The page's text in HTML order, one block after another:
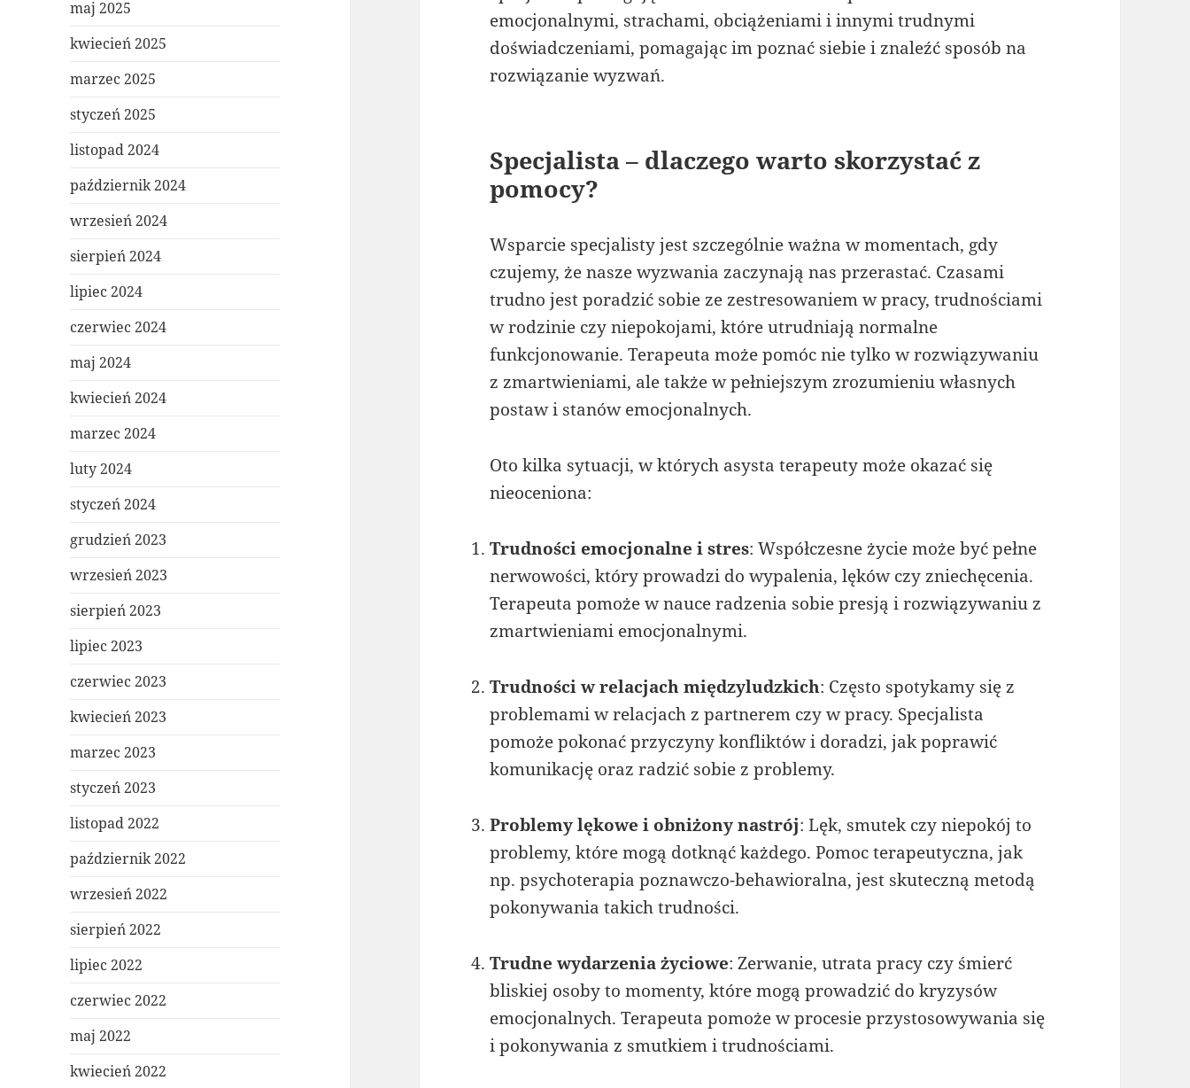
maj 2025
kwiecień 2025
marzec 2025
styczeń 2025
listopad 2024
październik 2024
wrzesień 2024
sierpień 2024
lipiec 2024
czerwiec 2024
maj 2024
kwiecień 2024
marzec 2024
luty 2024
styczeń 2024
grudzień 2023
wrzesień 2023
sierpień 2023
lipiec 2023
czerwiec 2023
kwiecień 2023
marzec 2023
styczeń 2023
listopad 2022
październik 2022
wrzesień 2022
sierpień 2022
lipiec 2022
czerwiec 2022
maj 2022
kwiecień 2022
emocjonalnymi, strachami, obciążeniami i innymi trudnymi
doświadczeniami, pomagając im poznać siebie i znaleźć sposób na
rozwiązanie wyzwań.
Specjalista – dlaczego warto skorzystać z
pomocy?
Wsparcie specjalisty jest szczególnie ważna w momentach, gdy
czujemy, że nasze wyzwania zaczynają nas przerastać. Czasami
trudno jest poradzić sobie ze zestresowaniem w pracy, trudnościami
w rodzinie czy niepokojami, które utrudniają normalne
funkcjonowanie. Terapeuta może pomóc nie tylko w rozwiązywaniu
z zmartwieniami, ale także w pełniejszym zrozumieniu własnych
postaw i stanów emocjonalnych.
Oto kilka sytuacji, w których asysta terapeuty może okazać się
nieoceniona:
Trudności emocjonalne i stres: Współczesne życie może być pełne
nerwowości, który prowadzi do wypalenia, lęków czy zniechęcenia.
Terapeuta pomoże w nauce radzenia sobie presją i rozwiązywaniu z
zmartwieniami emocjonalnymi.
Trudności w relacjach międzyludzkich: Często spotykamy się z
problemami w relacjach z partnerem czy w pracy. Specjalista
pomoże pokonać przyczyny konfliktów i doradzi, jak poprawić
komunikację oraz radzić sobie z problemy.
Problemy lękowe i obniżony nastrój: Lęk, smutek czy niepokój to
problemy, które mogą dotknąć każdego. Pomoc terapeutyczna, jak
np. psychoterapia poznawczo-behawioralna, jest skuteczną metodą
pokonywania takich trudności.
Trudne wydarzenia życiowe: Zerwanie, utrata pracy czy śmierć
bliskiej osoby to momenty, które mogą prowadzić do kryzysów
emocjonalnych. Terapeuta pomoże w procesie przystosowywania się
i pokonywania z smutkiem i trudnościami.